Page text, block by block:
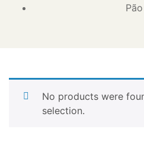
No products were
selection.